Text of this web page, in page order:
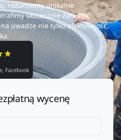
rozumiemy unikalne
skutecznie zaradzić
uwadze nie tylko efektywność,
wycenę